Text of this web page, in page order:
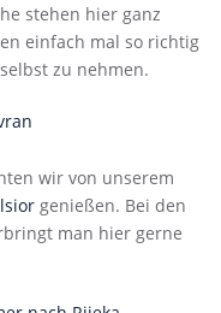
stehen hier ganz
einfach mal so richtig
zu nehmen.
wir von unserem
genießen. Bei den
man hier gerne